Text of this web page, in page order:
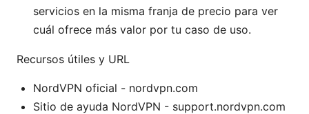
servicios en la misma franja de precio para ver
cuál ofrece más valor por tu caso de uso.
Recursos útiles y URL
NordVPN oficial - nordvpn.com
Sitio de ayuda NordVPN - support.nordvpn.com